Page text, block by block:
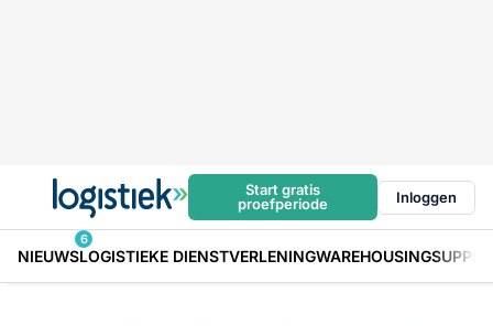
Start gratis
proefperiode
Inloggen
NIEUWS
6
LOGISTIEKE DIENSTVERLENINGWAREHOUSING